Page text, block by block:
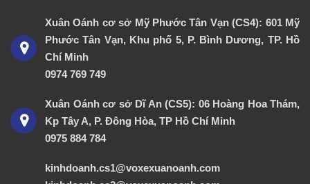
Xuân Oánh cơ sở Mỹ Phước Tân Vạn (CS4): 601 Mỹ
Phước Tân Vạn, Khu phố 5, P. Bình Dương, TP. Hồ
Chí Minh
0974 769 749
Xuân Oánh cơ sở Dĩ An (CS5): 06 Hoàng Hoa Thám,
Kp Tây A, P. Đông Hòa, TP Hồ Chí Minh
0975 884 784
kinhdoanh.cs1@voxexuanoanh.com